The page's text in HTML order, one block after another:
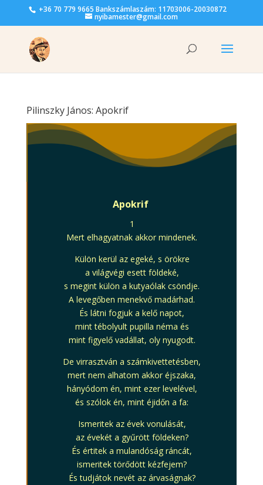
+36 70 779 9665 Bankszámlaszám: 11703006-20030872
nyibamester@gmail.com
Pilinszky János: Apokrif
Apokrif
1
Mert elhagyatnak akkor mindenek.
Külön kerül az egeké, s örökre
a világvégi esett földeké,
s megint külön a kutyaólak csöndje.
A levegőben menekvő madárhad.
És látni fogjuk a kelő napot,
mint tébolyult pupilla néma és
mint figyelő vadállat, oly nyugodt.
De virrasztván a számkivettetésben,
mert nem alhatom akkor éjszaka,
hányódom én, mint ezer levelével,
és szólok én, mint éjidőn a fa:
Ismeritek az évek vonulását,
az évekét a gyűrött földeken?
És értitek a mulandóság ráncát,
ismeritek törődött kézfejem?
És tudjátok nevét az árvaságnak?